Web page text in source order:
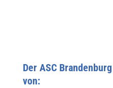
Der ASC
von: